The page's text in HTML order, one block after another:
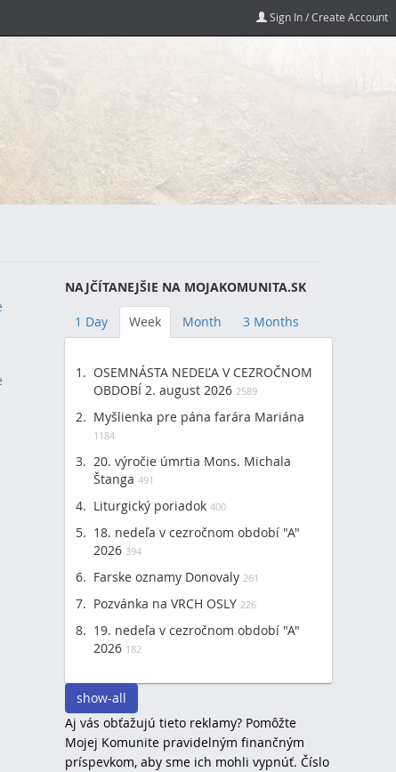
Sign In / Create Account
NAJČÍTANEJŠIE NA MOJAKOMUNITA.SK
1 Day Week Month 3 Months
OSEMNÁSTA NEDEĽA V CEZROČNOM
OBDOBÍ 2. august 2026 2589
Myšlienka pre pána farára Mariána
1184
20. výročie úmrtia Mons. Michala
Štanga 491
Liturgický poriadok 400
18. nedeľa v cezročnom období "A"
2026 394
Farske oznamy Donovaly 261
Pozvánka na VRCH OSLY 226
19. nedeľa v cezročnom období "A"
2026 182
show-all
Aj vás obťažujú tieto reklamy? Pomôžte
Mojej Komunite pravidelným finančným
príspevkom, aby sme ich mohli vypnúť. Číslo